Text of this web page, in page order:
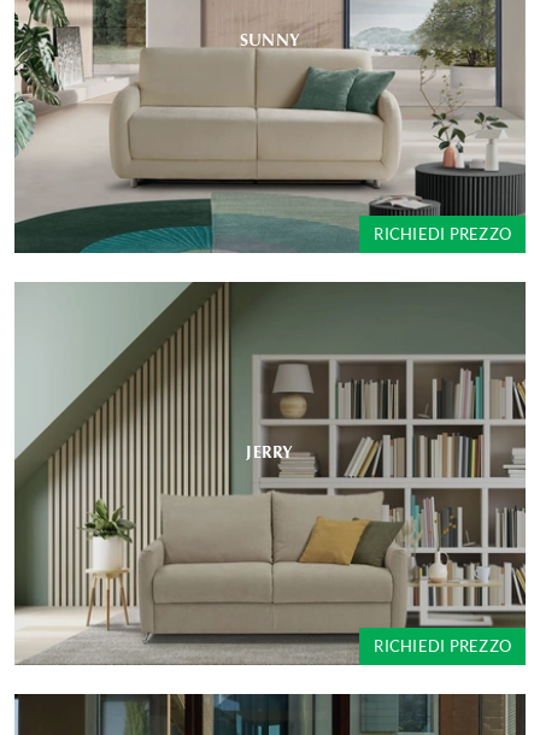
SUNNY
RICHIEDI PREZZO
JERRY
RICHIEDI PREZZO